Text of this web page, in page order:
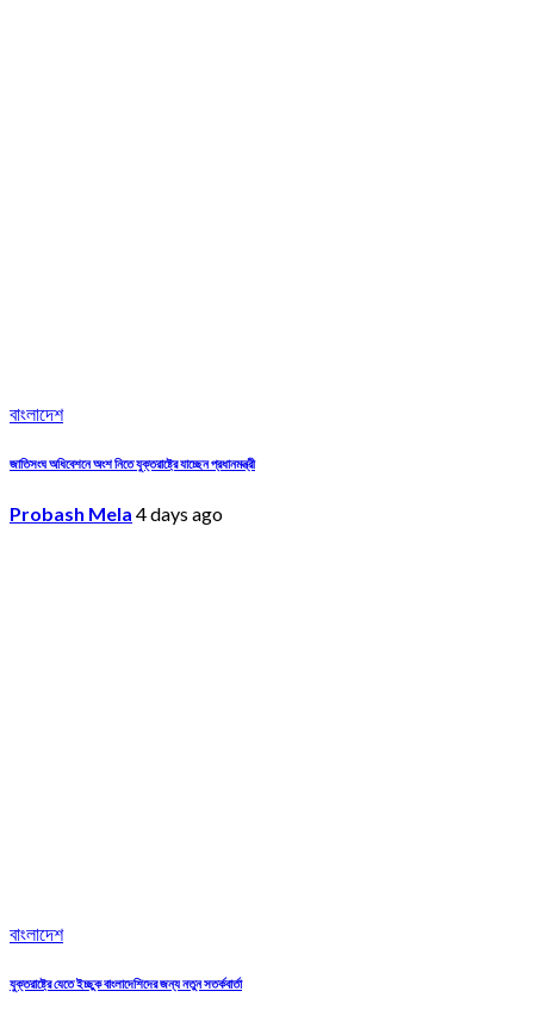
বাংলাদেশ
জাতিসংঘ অধিবেশনে অংশ নিতে যুক্তরাষ্ট্রে যাচ্ছেন প্রধানমন্ত্রী
Probash Mela 4 days ago
বাংলাদেশ
যুক্তরাষ্ট্রে যেতে ইচ্ছুক বাংলাদেশিদের জন্য নতুন সতর্কবার্তা